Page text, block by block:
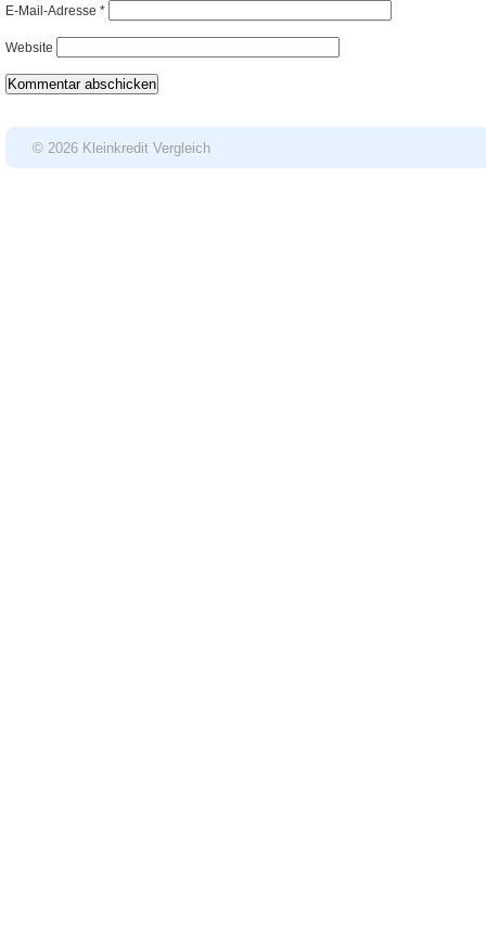
E-Mail-Adresse *
Website
© 2026 Kleinkredit Vergleich